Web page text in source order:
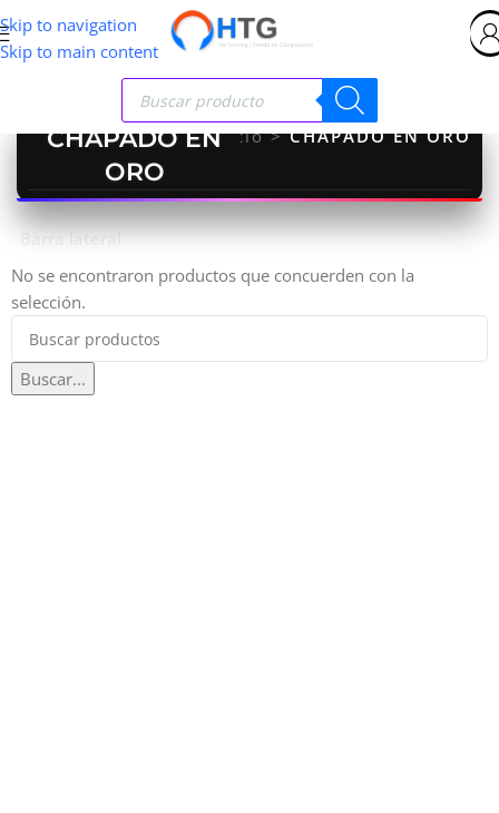
Skip to navigation
Skip to main content
CHAPADO EN
ORO
Inicio>CHAPADO EN ORO
Barra lateral
No se encontraron productos que concuerden con la
selección.
Buscar...